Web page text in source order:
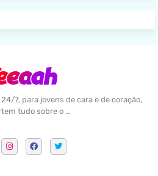
7, para jovens de cara e de coração,
tudo sobre o …